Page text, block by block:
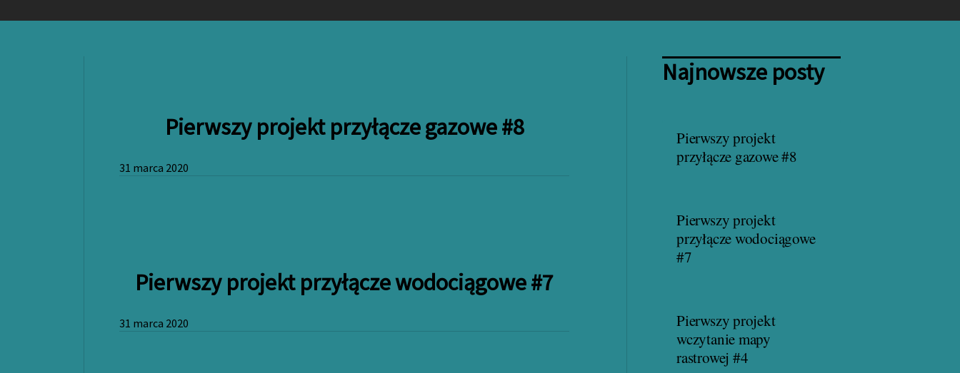
Pierwszy projekt przyłącze gazowe #8
31 marca 2020
Pierwszy projekt przyłącze wodociągowe #7
31 marca 2020
Najnowsze posty
Pierwszy projekt
przyłącze gazowe #8
Pierwszy projekt
przyłącze wodociągowe
#7
Pierwszy projekt
wczytanie mapy
rastrowej #4